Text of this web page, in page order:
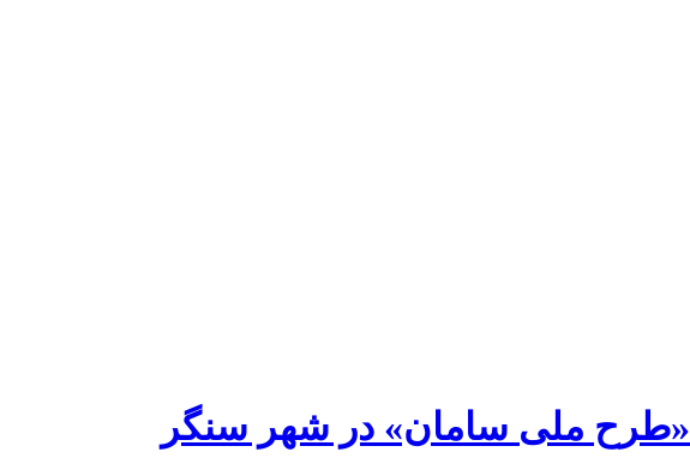
«طرح ملی سامان» در شهر سنگر